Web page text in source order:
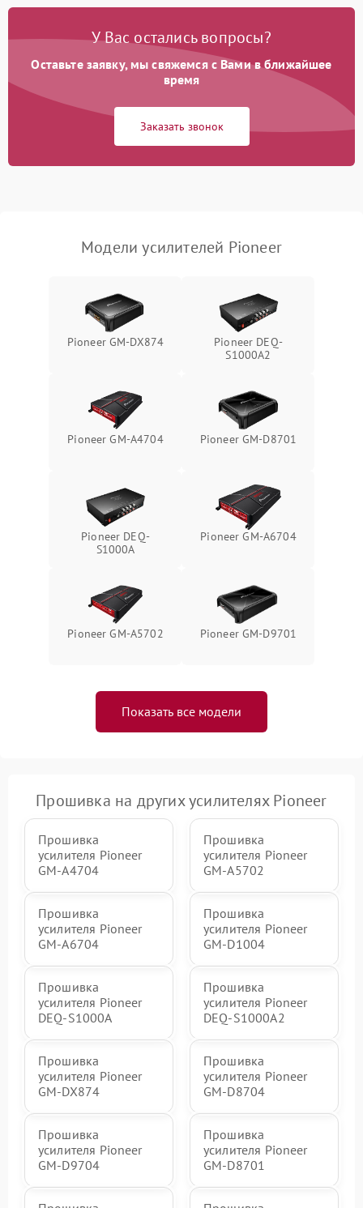
Ошибка платы питания 4000 ₽ Подробнее →
У Вас остались вопросы?
Оставьте заявку, мы свяжемся с Вами в ближайшее
время
Заказать звонок
Модели усилителей Pioneer
Pioneer GM-DX874
Pioneer DEQ-
S1000A2
Pioneer GM-A4704 Pioneer GM-D8701
Pioneer DEQ-
S1000A
Pioneer GM-A6704
Pioneer GM-A5702 Pioneer GM-D9701
Показать все модели
Прошивка на других усилителях Pioneer
Прошивка
усилителя Pioneer
GM-A4704
Прошивка
усилителя Pioneer
GM-A5702
Прошивка
усилителя Pioneer
GM-A6704
Прошивка
усилителя Pioneer
GM-D1004
Прошивка
усилителя Pioneer
DEQ-S1000A
Прошивка
усилителя Pioneer
DEQ-S1000A2
Прошивка
усилителя Pioneer
GM-DX874
Прошивка
усилителя Pioneer
GM-D8704
Прошивка
усилителя Pioneer
GM-D9704
Прошивка
усилителя Pioneer
GM-D8701